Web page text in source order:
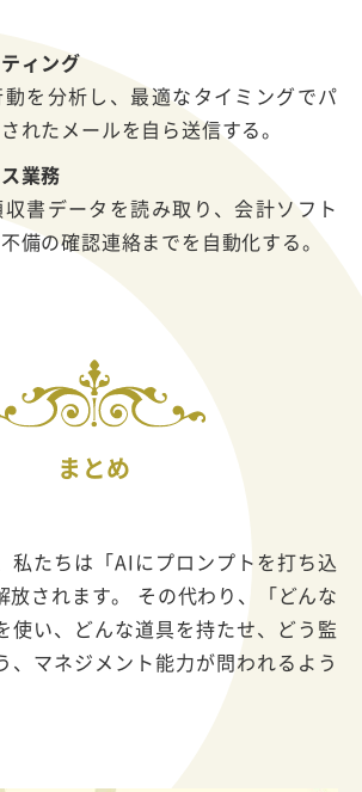
ィング
を分析し、最適なタイミングでパ
れたメールを自ら送信する。
業務
書データを読み取り、会計ソフト
備の確認連絡までを自動化する。
まとめ
私たちは「AIにプロンプトを打ち込
放されます。 その代わり、「どんな
使い、どんな道具を持たせ、どう監
、マネジメント能力が問われるよう